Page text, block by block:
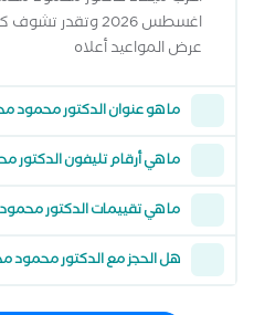
اغسطس 2026
عرض المواعيد أعلاه
ما هو عنوان الدكتور محمود
ما هي أرقام تليفون الدكتور
ما هي تقييمات الدكتور
هل الحجز مع الدكتور محمود